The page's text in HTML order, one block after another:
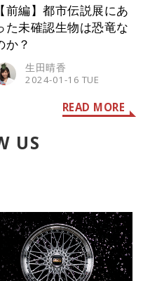
【前編】都市伝説展にあ
た未確認生物は恐竜な
か？
生田晴香
2024-01-16 TUE
READ MORE
US